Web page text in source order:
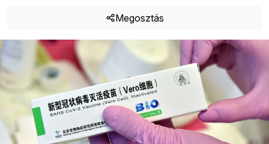
Megosztás